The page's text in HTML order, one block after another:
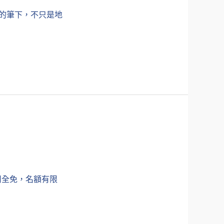
筆下，不只是地
免，名額有限